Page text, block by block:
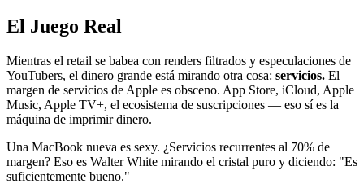
El Juego Real
Mientras el retail se babea con renders filtrados y especulaciones de
YouTubers, el dinero grande está mirando otra cosa: servicios. El
margen de servicios de Apple es obsceno. App Store, iCloud, Apple
Music, Apple TV+, el ecosistema de suscripciones — eso sí es la
máquina de imprimir dinero.
Una MacBook nueva es sexy. ¿Servicios recurrentes al 70% de
margen? Eso es Walter White mirando el cristal puro y diciendo: "Es
suficientemente bueno."